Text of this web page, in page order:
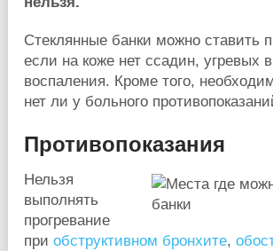
Стеклянные банки можно ставить
если на коже нет ссадин, угревых
воспаления. Кроме того,
нет ли у больного
Противопоказания
Нельзя
выполнять
прогревание
при обструктивном бронхите,